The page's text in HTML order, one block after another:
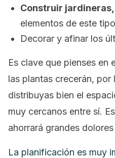
Construir
elementos de este
Decorar y afinar los
Es clave que pienses en
las plantas crecerán,
distribuyas bien el
muy cercanos entre sí.
ahorrará grandes
La planificación es muy